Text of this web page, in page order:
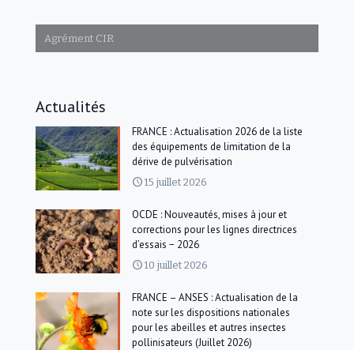
Agrément CIR
Actualités
FRANCE : Actualisation 2026 de la liste
des équipements de limitation de la
dérive de pulvérisation
15 juillet 2026
OCDE : Nouveautés, mises à jour et
corrections pour les lignes directrices
d’essais − 2026
10 juillet 2026
FRANCE – ANSES : Actualisation de la
note sur les dispositions nationales
pour les abeilles et autres insectes
pollinisateurs (Juillet 2026)